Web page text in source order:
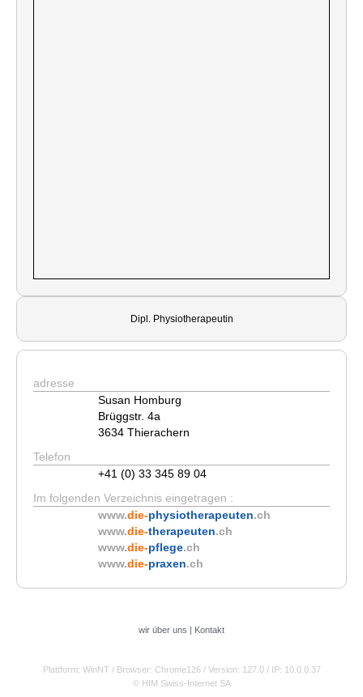
Dipl. Physiotherapeutin
adresse
Susan Homburg
Brüggstr. 4a
3634 Thierachern
Telefon
+41 (0) 33 345 89 04
Im folgenden Verzeichnis eingetragen :
www.die-physiotherapeuten.ch
www.die-therapeuten.ch
www.die-pflege.ch
www.die-praxen.ch
wir über uns | Kontakt
Plattform: WinNT / Browser: Chrome126 / Version: 127.0 / IP: 10.0.0.37
© HIM Swiss-Internet SA